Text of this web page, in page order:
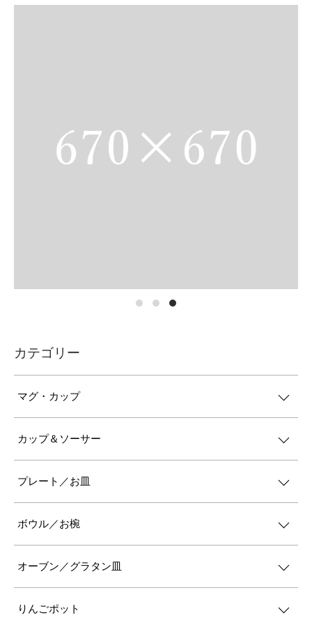
カテゴリー
マグ・カップ
カップ＆ソーサー
プレート／お皿
ボウル／お椀
オーブン／グラタン皿
りんごポット